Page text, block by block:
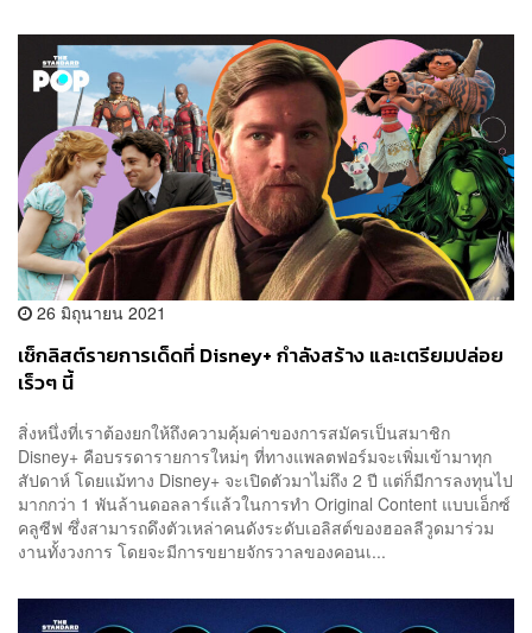
26 มิถุนายน 2021
เช็กลิสต์รายการเด็ดที่ Disney+ กำลังสร้าง และเตรียมปล่อย
เร็วๆ นี้
สิ่งหนึ่งที่เราต้องยกให้ถึงความคุ้มค่าของการสมัครเป็นสมาชิก
Disney+ คือบรรดารายการใหม่ๆ ที่ทางแพลตฟอร์มจะเพิ่มเข้ามาทุก
สัปดาห์ โดยแม้ทาง Disney+ จะเปิดตัวมาไม่ถึง 2 ปี แต่ก็มีการลงทุนไป
มากกว่า 1 พันล้านดอลลาร์แล้วในการทำ Original Content แบบเอ็กซ์
คลูซีฟ ซึ่งสามารถดึงตัวเหล่าคนดังระดับเอลิสต์ของฮอลลีวูดมาร่วม
งานทั้งวงการ โดยจะมีการขยายจักรวาลของคอนเ...